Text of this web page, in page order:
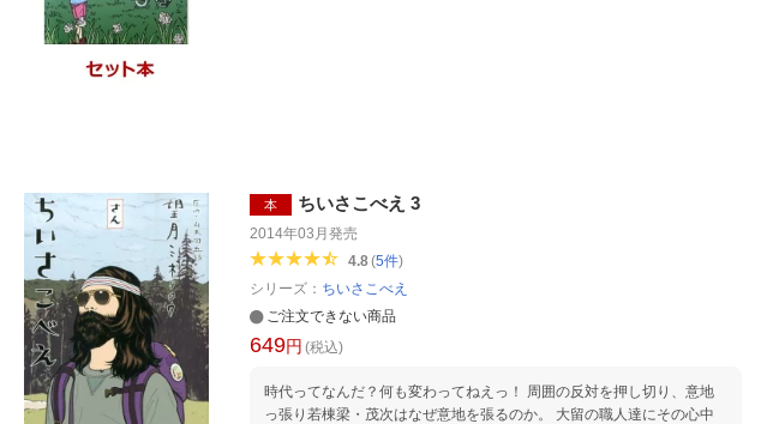
本 ちいさこべえ 3
2014年03月 発売
4.8(5件)
シリーズ： ちいさこべえ
ご注文できない商品
649円 (税込)
時代ってなんだ？何も変わってねえっ！ 周囲の反対を押し切り、意地
っ張り若棟梁・茂次はなぜ意地を張るのか。 大留の職人達にその心中